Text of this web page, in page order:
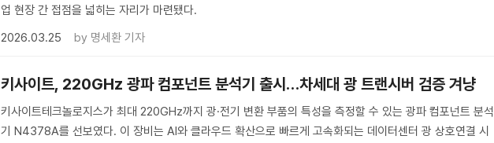
업 현장 간 접점을 넓히는 자리가 마련됐다.
2026.03.25
by 명세환 기자
키사이트, 220GHz 광파 컴포넌트 분석기 출시…차세대 광 트랜시버 검증 겨냥
키사이트테크놀로지스가 최대 220GHz까지 광·전기 변환 부품의 특성을 측정할 수 있는 광파 컴포넌트 분석
기 N4378A를 선보였다. 이 장비는 AI와 클라우드 확산으로 빠르게 고속화되는 데이터센터 광 상호연결 시